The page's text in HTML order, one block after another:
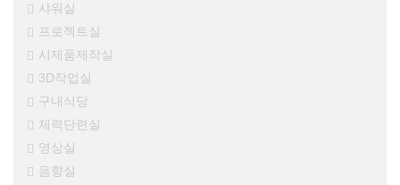
샤워실
프로젝트실
시제품제작실
3D작업실
구내식당
체력단련실
영상실
음향실